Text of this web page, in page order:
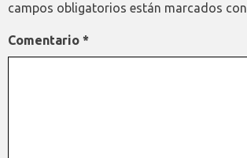
campos obligatorios están marcados con
Comentario *